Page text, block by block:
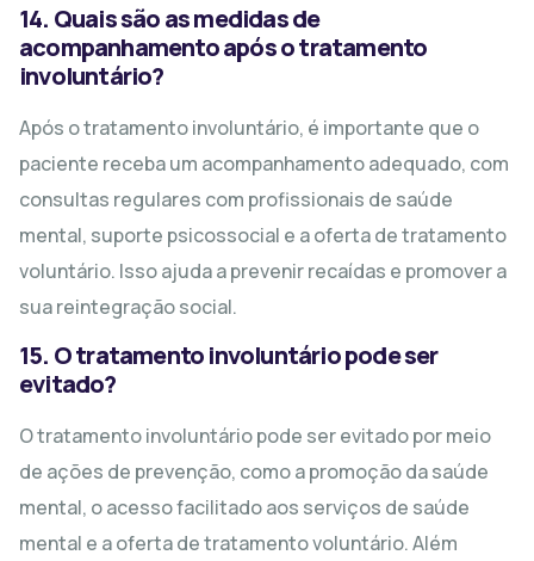
14. Quais são as medidas de
acompanhamento após o tratamento
involuntário?
Após o tratamento involuntário, é importante que o
paciente receba um acompanhamento adequado, com
consultas regulares com profissionais de saúde
mental, suporte psicossocial e a oferta de tratamento
voluntário. Isso ajuda a prevenir recaídas e promover a
sua reintegração social.
15. O tratamento involuntário pode ser
evitado?
O tratamento involuntário pode ser evitado por meio
de ações de prevenção, como a promoção da saúde
mental, o acesso facilitado aos serviços de saúde
mental e a oferta de tratamento voluntário. Além